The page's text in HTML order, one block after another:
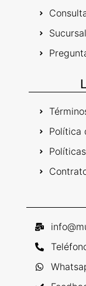
Política